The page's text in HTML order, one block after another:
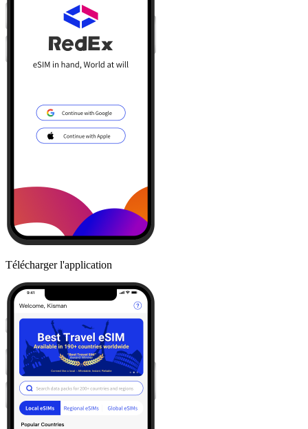
Télécharger l'application